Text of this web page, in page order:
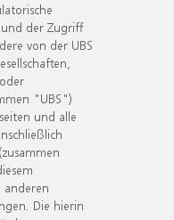
der Zugriff
von der UBS
"UBS")
und alle
anderen
Die hierin